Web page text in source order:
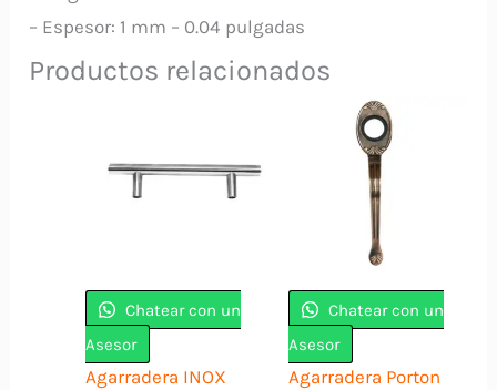
– Espesor: 1 mm – 0.04 pulgadas
Productos relacionados
Chatear con un
Asesor
Agarradera INOX
Chatear con un
Asesor
Agarradera Porton